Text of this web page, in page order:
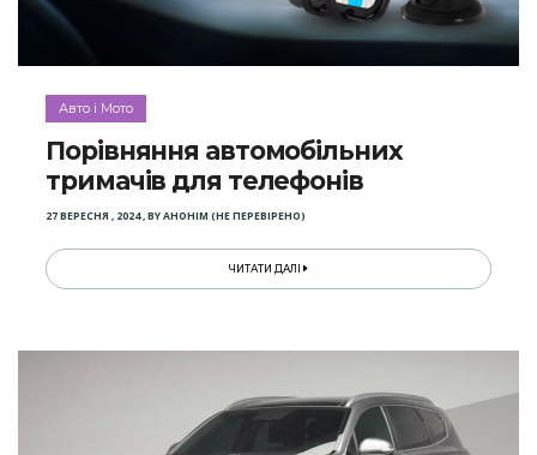
Авто і Мото
Порівняння автомобільних
тримачів для телефонів
27 ВЕРЕСНЯ , 2024,BYАНОНІМ (НЕ ПЕРЕВІРЕНО)
ЧИТАТИ ДАЛІ